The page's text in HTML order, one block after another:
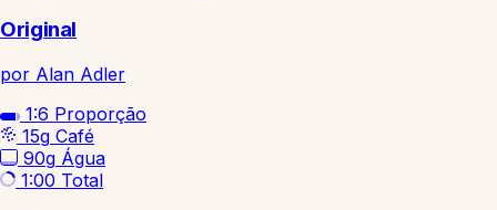
Original
por Alan Adler
1:6 Proporção
15g Café
90g Água
1:00 Total